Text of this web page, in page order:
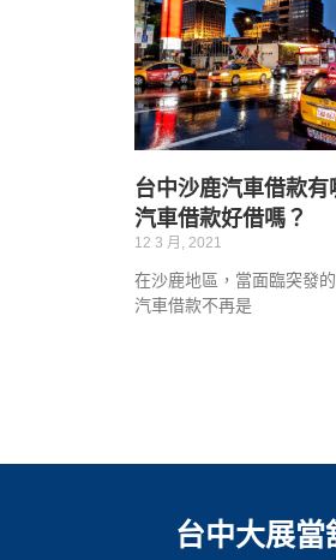
台中沙鹿汽車借款有
汽車借款好借嗎？
12 3 月, 2021
在沙鹿地區，當面臨突發
汽車借款不再是
台中大展